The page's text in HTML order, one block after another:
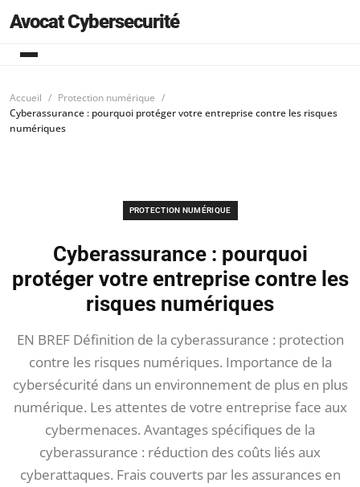
Avocat Cybersecurité
Accueil
Protection numérique
Cyberassurance : pourquoi protéger votre entreprise contre les risques
numériques
PROTECTION NUMÉRIQUE
Cyberassurance : pourquoi
protéger votre entreprise contre les
risques numériques
EN BREF Définition de la cyberassurance : protection
contre les risques numériques. Importance de la
cybersécurité dans un environnement de plus en plus
numérique. Les attentes de votre entreprise face aux
cybermenaces. Avantages spécifiques de la
cyberassurance : réduction des coûts liés aux
cyberattaques. Frais couverts par les assurances en